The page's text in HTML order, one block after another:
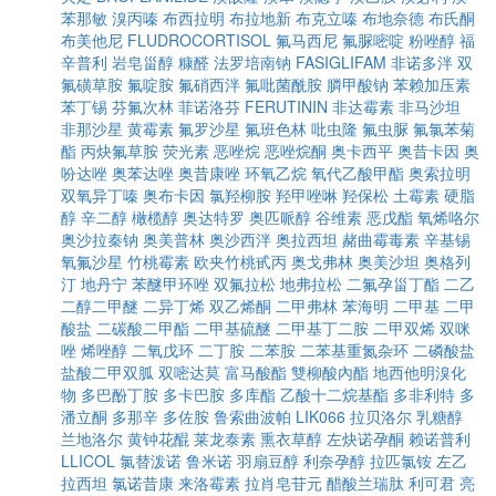
苯那敏 溴丙嗪 布西拉明 布拉地新 布克立嗪 布地奈德 布氏酮
布美他尼 FLUDROCORTISOL 氟马西尼 氟脲嘧啶 粉唑醇 福
辛普利 岩皂甾醇 糠醛 法罗培南钠 FASIGLIFAM 非诺多泮 双
氟磺草胺 氟啶胺 氟硝西泮 氟吡菌酰胺 膦甲酸钠 苯赖加压素
苯丁锡 芬氟次林 菲诺洛芬 FERUTININ 非达霉素 非马沙坦
非那沙星 黄霉素 氟罗沙星 氟班色林 吡虫隆 氟虫脲 氟氯苯菊
酯 丙炔氟草胺 荧光素 恶唑烷 恶唑烷酮 奥卡西平 奥昔卡因 奥
吩达唑 奥苯达唑 奥昔康唑 环氧乙烷 氧代乙酸甲酯 奥索拉明
双氧异丁嗪 奥布卡因 氯羟柳胺 羟甲唑啉 羟保松 土霉素 硬脂
醇 辛二醇 橄榄醇 奥达特罗 奥匹哌醇 谷维素 恶戊酯 氧烯咯尔
奥沙拉秦钠 奥美普林 奥沙西泮 奥拉西坦 赭曲霉毒素 辛基锡
氧氟沙星 竹桃霉素 欧夹竹桃甙丙 奥戈弗林 奥美沙坦 奥格列
汀 地丹宁 苯醚甲环唑 双氟拉松 地弗拉松 二氟孕甾丁酯 二乙
二醇二甲醚 二异丁烯 双乙烯酮 二甲弗林 苯海明 二甲基 二甲
酸盐 二碳酸二甲酯 二甲基硫醚 二甲基丁二胺 二甲双烯 双咪
唑 烯唑醇 二氧戊环 二丁胺 二苯胺 二苯基重氮杂环 二磷酸盐
盐酸二甲双胍 双嘧达莫 富马酸酯 雙柳酸內酯 地西他明溴化
物 多巴酚丁胺 多卡巴胺 多库酯 乙酸十二烷基酯 多非利特 多
潘立酮 多那辛 多佐胺 鲁索曲波帕 LIK066 拉贝洛尔 乳糖醇
兰地洛尔 黄钟花醌 莱龙泰素 熏衣草醇 左炔诺孕酮 赖诺普利
LLICOL 氯替泼诺 鲁米诺 羽扇豆醇 利奈孕醇 拉匹氯铵 左乙
拉西坦 氯诺昔康 来洛霉素 拉肖皂苷元 醋酸兰瑞肽 利可君 亮